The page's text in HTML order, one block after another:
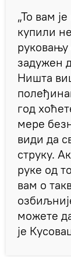
„То вам
купили
задужен
Ништа
год
мере
види да
струку.
руке од
вам о
можете
је